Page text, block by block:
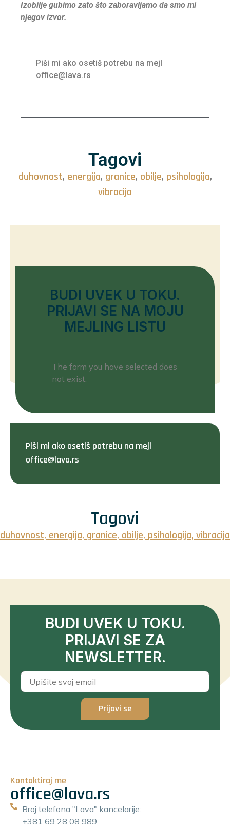
Izobilje gubimo zato što zaboravljamo da smo mi
njegov izvor.
Piši mi ako osetiš potrebu na mejl
office@lava.rs
Tagovi
duhovnost, energija, granice, obilje, psihologija,
vibracija
BUDI UVEK U TOKU.
PRIJAVI SE NA MOJU
MEJLING LISTU
The form you have selected does
not exist.
Piši mi ako osetiš potrebu na mejl
office@lava.rs
Tagovi
duhovnost, energija, granice, obilje, psihologija, vibracija
BUDI UVEK U TOKU.
PRIJAVI SE ZA
NEWSLETTER.
Prijavi se
Kontaktiraj me
office@lava.rs
Broj telefona "Lava" kancelarije:
+381 69 28 08 989